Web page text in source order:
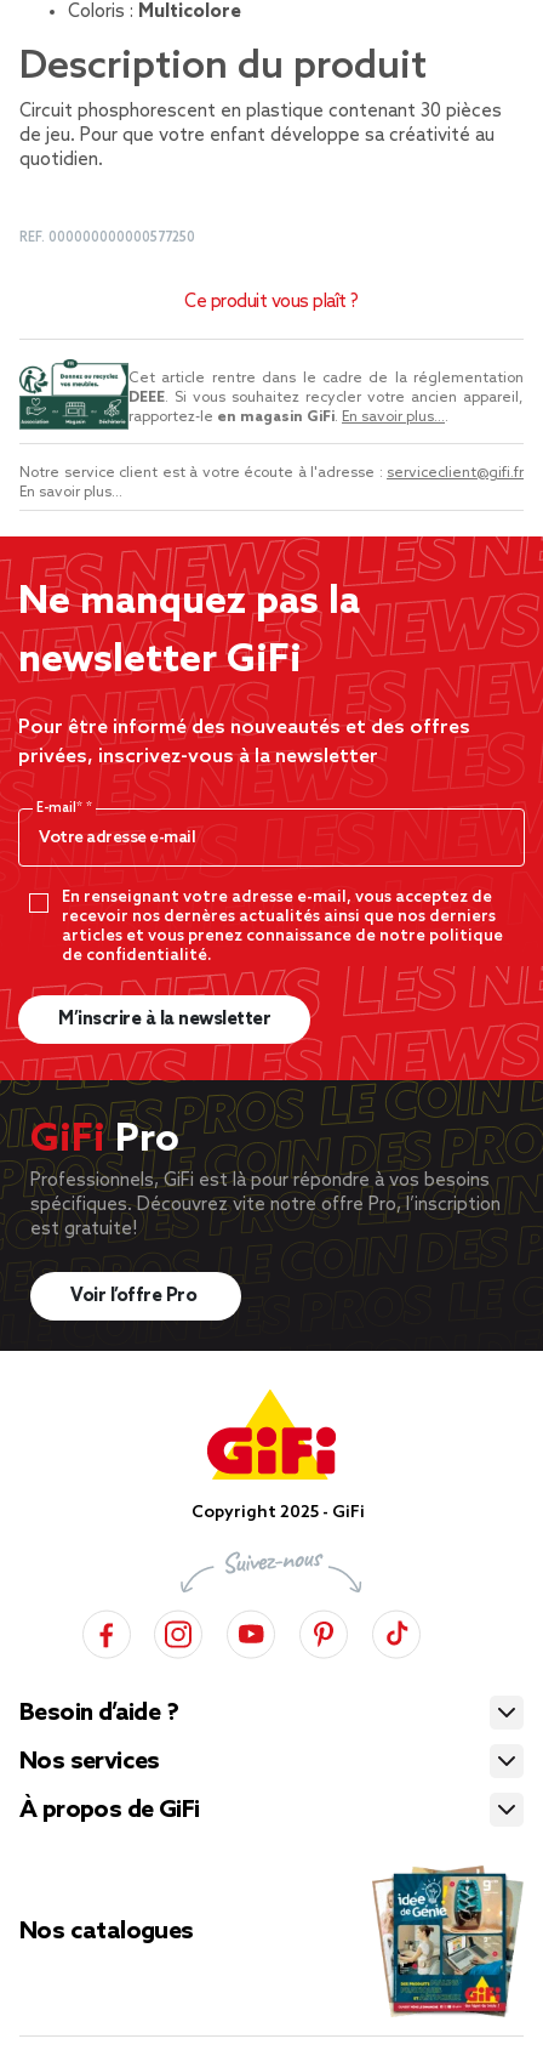
Coloris : Multicolore
Description du produit
Circuit phosphorescent en plastique contenant 30 pièces
de jeu. Pour que votre enfant développe sa créativité au
quotidien.
REF. 000000000000577250
Ce produit vous plaît ?
Cet article rentre dans le cadre de la réglementation
DEEE. Si vous souhaitez recycler votre ancien appareil,
rapportez-le en magasin GiFi. En savoir plus....
Notre service client est à votre écoute à l'adresse : serviceclient@gifi.fr
En savoir plus...
Ne manquez pas la
newsletter GiFi
Pour être informé des nouveautés et des offres
privées, inscrivez-vous à la newsletter
E-mail*
En renseignant votre adresse e-mail, vous acceptez de
recevoir nos dernères actualités ainsi que nos derniers
articles et vous prenez connaissance de notre politique
de confidentialité.
M’inscrire à la newsletter
GiFiPro
Professionnels, GiFi est là pour répondre à vos besoins
spécifiques. Découvrez vite notre offre Pro, l’inscription
est gratuite!
Voir l’offre Pro
Copyright 2025 - GiFi
Besoin d’aide ?
Nos services
À propos de GiFi
Nos catalogues